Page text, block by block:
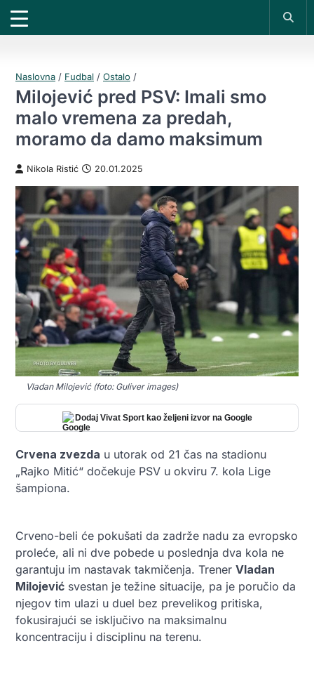
Naslovna / Fudbal / Ostalo /
Milojević pred PSV: Imali smo
malo vremena za predah,
moramo da damo maksimum
Nikola Ristić 20.01.2025
Vladan Milojević (foto: Guliver images)
Dodaj Vivat Sport kao željeni izvor na Google
Crvena zvezda u utorak od 21 čas na stadionu
„Rajko Mitić“ dočekuje PSV u okviru 7. kola Lige
šampiona.
Crveno-beli će pokušati da zadrže nadu za evropsko
proleće, ali ni dve pobede u poslednja dva kola ne
garantuju im nastavak takmičenja. Trener Vladan
Milojević svestan je težine situacije, pa je poručio da
njegov tim ulazi u duel bez prevelikog pritiska,
fokusirajući se isključivo na maksimalnu
koncentraciju i disciplinu na terenu.